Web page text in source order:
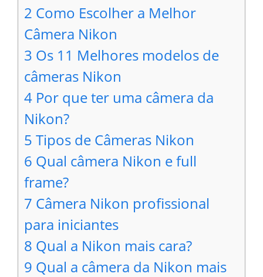
2 Como Escolher a Melhor
Câmera Nikon
3 Os 11 Melhores modelos de
câmeras Nikon
4 Por que ter uma câmera da
Nikon?
5 Tipos de Câmeras Nikon
6 Qual câmera Nikon e full
frame?
7 Câmera Nikon profissional
para iniciantes
8 Qual a Nikon mais cara?
9 Qual a câmera da Nikon mais